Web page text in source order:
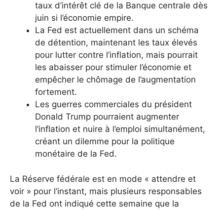
taux d’intérêt clé de la Banque centrale dès
juin si l’économie empire.
La Fed est actuellement dans un schéma
de détention, maintenant les taux élevés
pour lutter contre l’inflation, mais pourrait
les abaisser pour stimuler l’économie et
empêcher le chômage de l’augmentation
fortement.
Les guerres commerciales du président
Donald Trump pourraient augmenter
l’inflation et nuire à l’emploi simultanément,
créant un dilemme pour la politique
monétaire de la Fed.
La Réserve fédérale est en mode « attendre et
voir » pour l’instant, mais plusieurs responsables
de la Fed ont indiqué cette semaine que la